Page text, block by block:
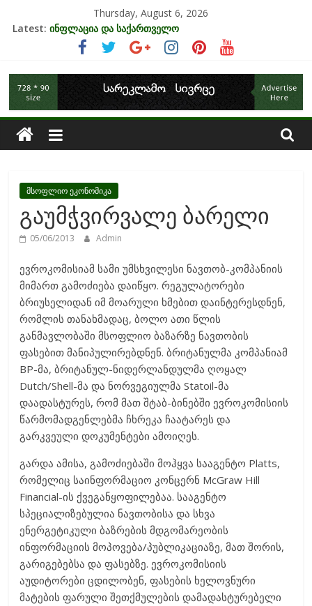
Thursday, August 6, 2026
Latest: ინფლაცია და საქართველო
კრიზისის ზეგავლენა ტურიზმის ინდუსტრიაზე
მიგრაციისა და ეკონომიკის ურთიერთკავშირი
EU-ის კანდიდატის სტატუსის ეკონომიკური სარგებელი
უძრავი ქონების ბაზარი საქართველოში
საქართველოს
ეკონომიკა
მსოფლიო ეკონომიკა
გაუმჭვირვალე ბარელი
05/06/2013 Admin
ევროკომისიამ სამი უმსხვილესი ნავთობ-კომპანიის
მიმართ გამოძიება დაიწყო. რეგულატორები
ბრიუსელიდან იმ მოარული ხმებით დაინტერესდნენ,
რომლის თანახმადაც, ბოლო ათი წლის
განმავლობაში მსოფლიო ბაზარზე ნავთობის
ფასებით მანიპულირებდნენ. ბრიტანულმა კომპანიამ
BP-მა, ბრიტანულ-ნიდერლანდულმა ღოყალ
Dutch/Shell-მა და ნორვეგიულმა Statoil-მა
დაადასტურეს, რომ მათ შტაბ-ბინებში ევროკომისიის
წარმომადგენლებმა ჩხრეკა ჩაატარეს და
გარკვეული დოკუმენტები ამოიღეს.
გარდა ამისა, გამოძიებაში მოჰყვა სააგენტო Platts,
რომელიც საინფორმაციო კონცერნ McGraw Hill
Financial-ის ქვეგანყოფილებაა. სააგენტო
სპეციალიზებულია ნავთობისა და სხვა
ენერგეტიკული ბაზრების მდგომარეობის
ინფორმაციის მოპოვება/პუბლიკაციაზე, მათ შორის,
გარიგებებსა და ფასებზე. ევროკომისიის
აუდიტორები ცდილობენ, ფასების ხელოვნური
მატების ფარული შეთქმულების დამადასტურებელი